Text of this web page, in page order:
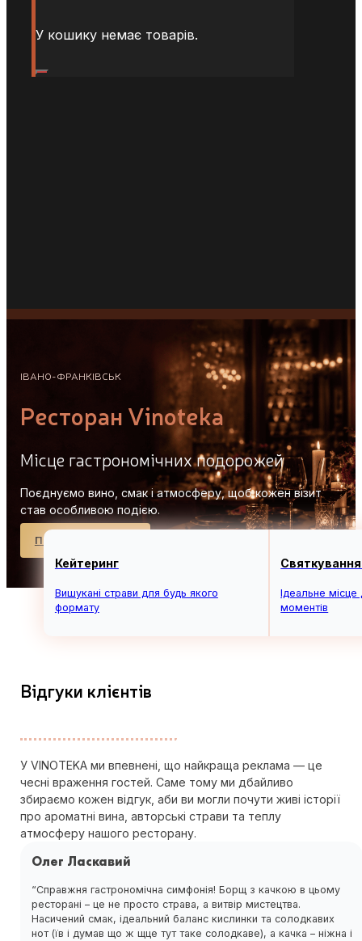
У кошику немає товарів.
ІВАНО-ФРАНКІВСЬК
Ресторан Vinoteka
Місце гастрономічних подорожей
Поєднуємо вино, смак і атмосферу, щоб кожен візит
став особливою подією.
Переглянути меню
Кейтеринг
Вишукані страви для будь якого
формату
Ідеальне
моментів
Відгуки клієнтів
У VINOTEKA ми впевнені, що найкраща реклама — це
чесні враження гостей. Саме тому ми дбайливо
збираємо кожен відгук, аби ви могли почути живі історії
про ароматні вина, авторські страви та теплу
атмосферу нашого ресторану.
Олег Ласкавий
“Справжня гастрономічна симфонія! Борщ з качкою в цьому
ресторані – це не просто страва, а витвір мистецтва.
Насичений смак, ідеальний баланс кислинки та солодкавих
нот (їв і думав що ж щце тут таке солодкаве), а качка – ніжна і